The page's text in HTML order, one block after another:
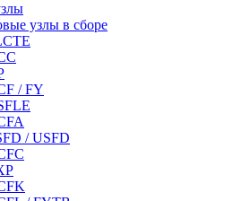
узлы в сборе
/ FY
/ USFD